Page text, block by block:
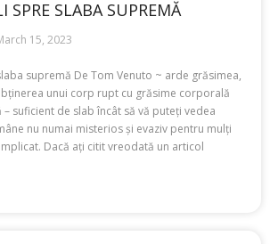
SPRE SLABA SUPREMĂ
15, 2023
supremă De Tom Venuto ~ arde grăsimea,
unui corp rupt cu grăsime corporală
suficient de slab încât să vă puteți vedea
nu numai misterios și evaziv pentru mulți
Dacă ați citit vreodată un articol